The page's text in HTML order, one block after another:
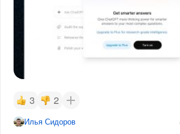
3 2
Илья Сидоров